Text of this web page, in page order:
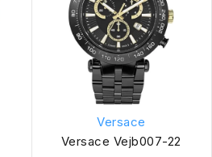
Versace
Versace Vejb007-22